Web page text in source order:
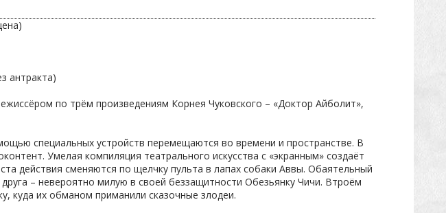
антракта)
по трём произведениям Корнея Чуковского – «Доктор Айболит»,
специальных устройств перемещаются во времени и пространстве. В
Умелая компиляция театрального искусства с «экранным» создаёт
действия сменяются по щелчку пульта в лапах собаки Аввы. Обаятельный
– невероятно милую в своей беззащитности Обезьянку Чичи. Втроём
куда их обманом приманили сказочные злодеи.